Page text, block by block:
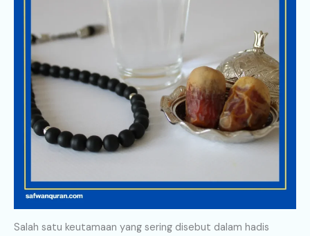
Salah satu keutamaan yang sering disebut dalam hadis